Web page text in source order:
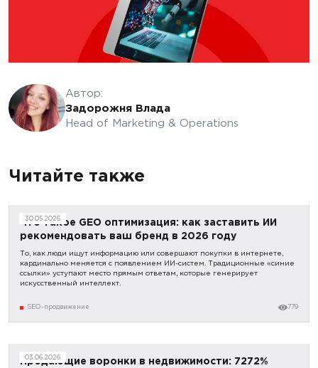
Автор:
Задорожня Влада
Head of Marketing & Operations
Читайте также
30.05.2026
Что такое GEO оптимизация: как заставить ИИ
рекомендовать ваш бренд в 2026 году
То, как люди ищут информацию или совершают покупки в интернете,
кардинально меняется с появлением ИИ-систем. Традиционные «синие
ссылки» уступают место прямым ответам, которые генерирует
искусственный интеллект.
SEO-продвижение 779
03.06.2026
Продающие воронки в недвижимости: 7272%